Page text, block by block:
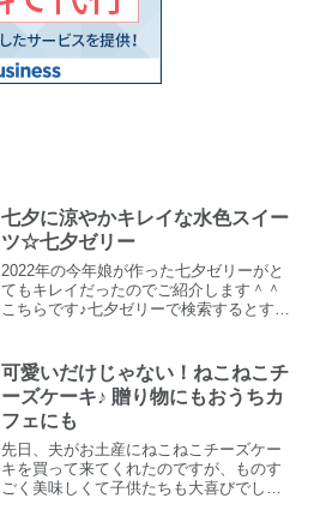
七夕に涼やかキレイな水色スイー
ツ☆七夕ゼリー
2022年の今年娘が作った七夕ゼリーがと
てもキレイだったのでご紹介します＾＾
こちらです♪七夕ゼリーで検索するとすぐ
たのは、cook padのこちらのレシピで
す！材料も少...
可愛いだけじゃない！ねこねこチ
ーズケーキ♪ 贈り物にもおうちカ
フェにも
先日、夫がお土産にねこねこチーズケー
キを買って来てくれたのですが、ものす
ごく美味しくて子供たちも大喜びでした♪